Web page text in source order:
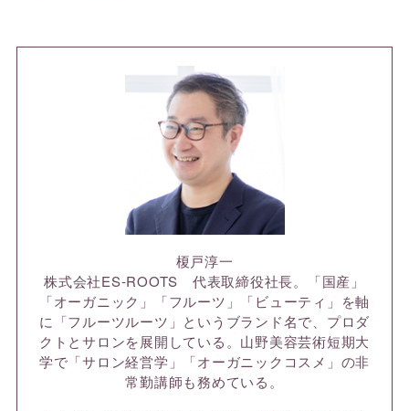
榎戸淳一
株式会社ES-ROOTS 代表取締役社長。「国産」
「オーガニック」「フルーツ」「ビューティ」を軸
に「フルーツルーツ」というブランド名で、プロダ
クトとサロンを展開している。山野美容芸術短期大
学で「サロン経営学」「オーガニックコスメ」の非
常勤講師も務めている。